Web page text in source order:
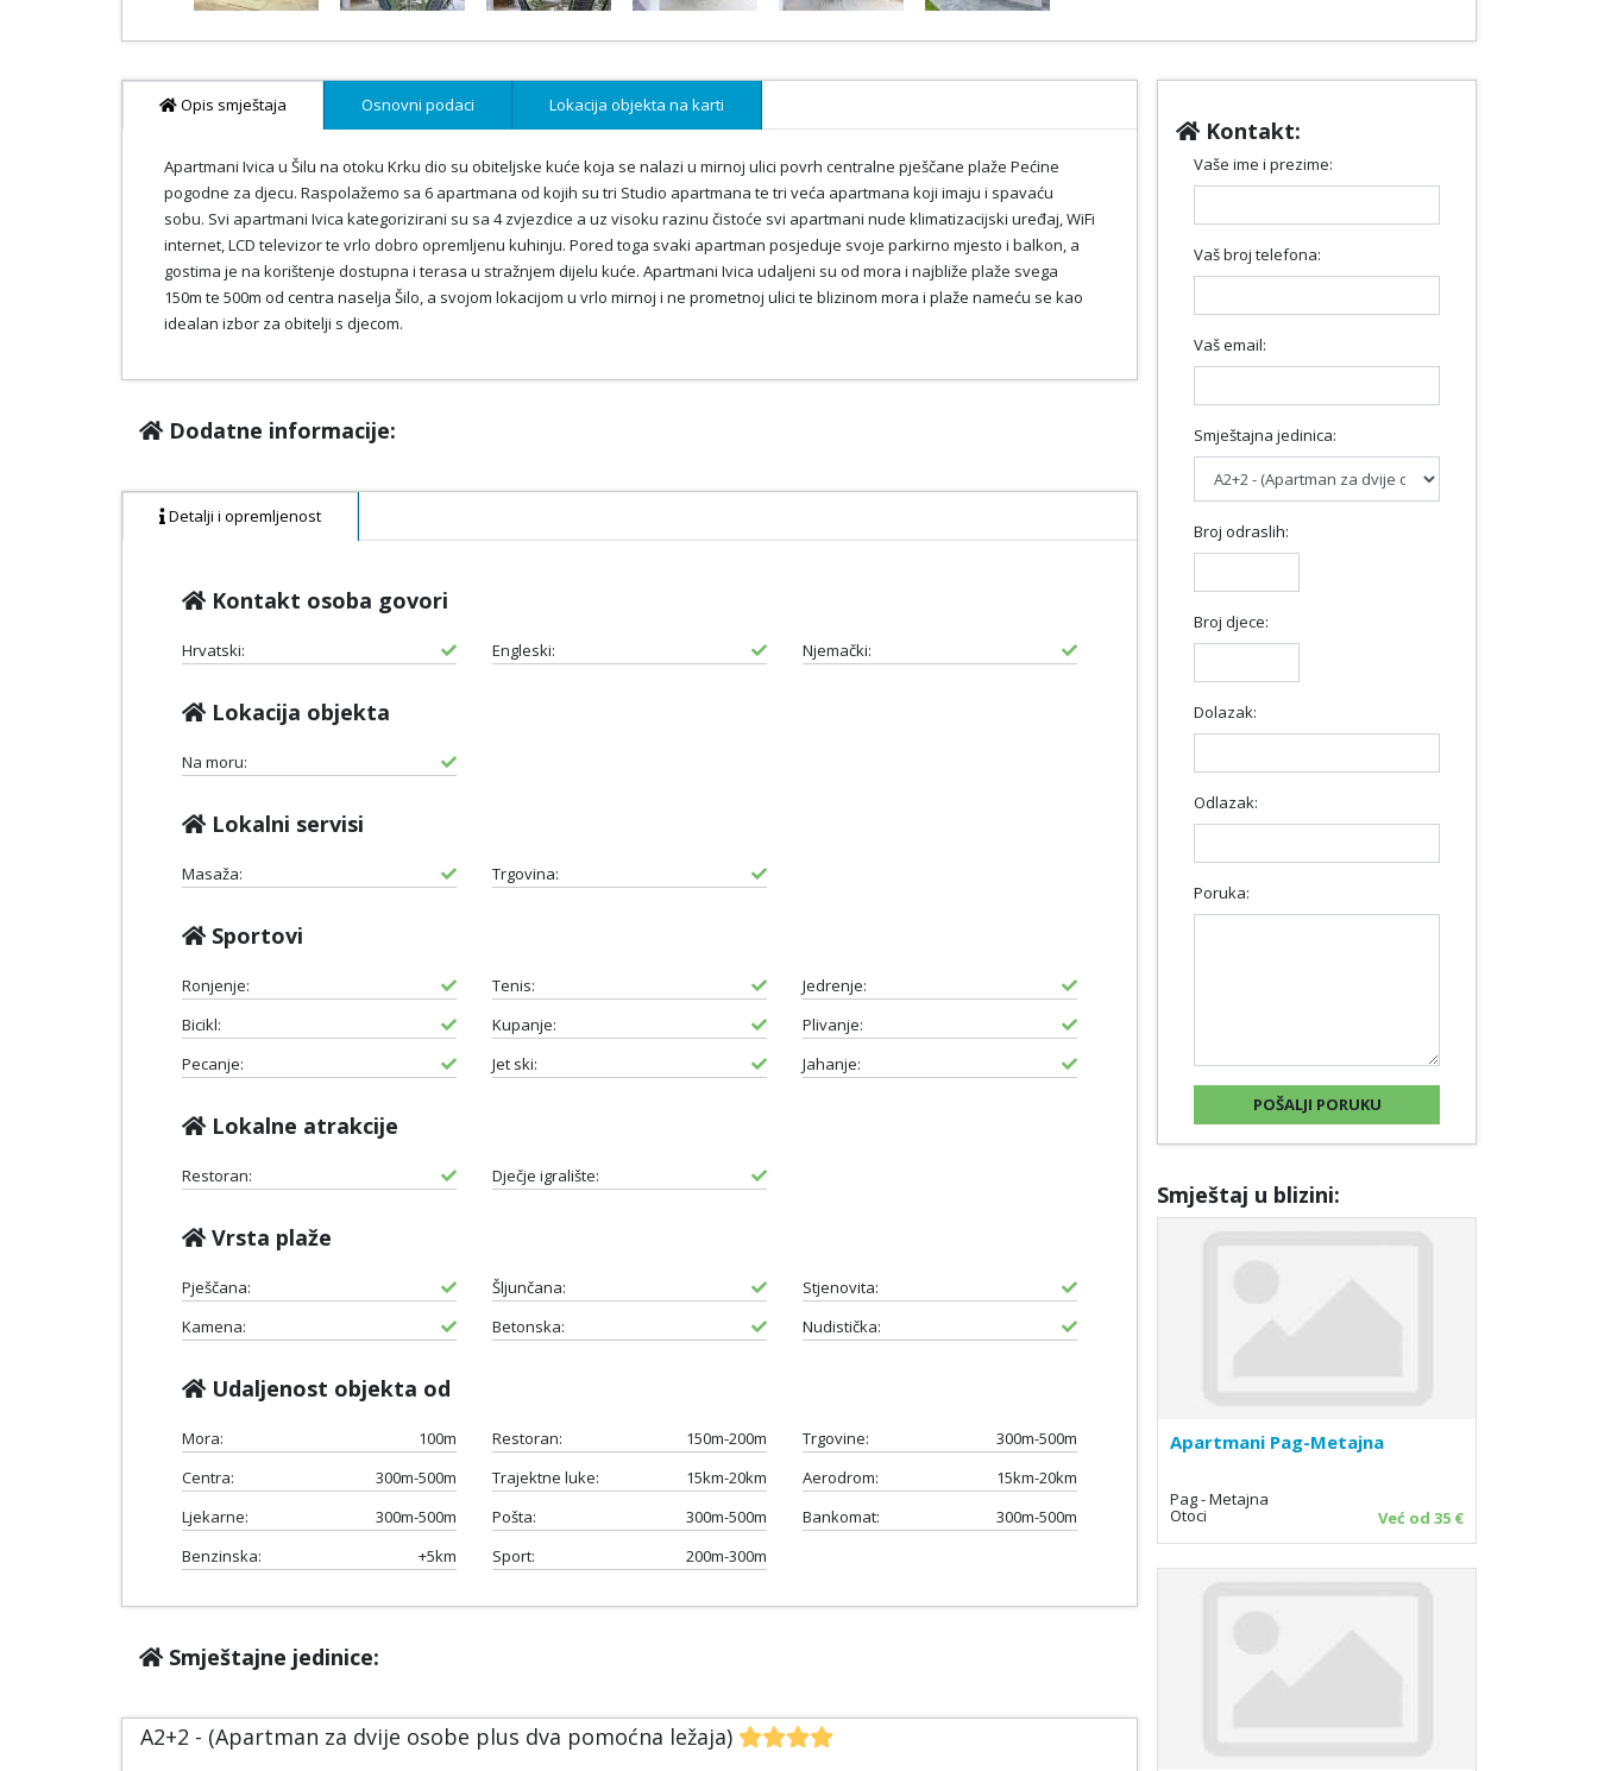
Opis smještaja Osnovni podaci Lokacija objekta na karti
Apartmani Ivica u Šilu na otoku Krku dio su obiteljske kuće koja se nalazi u mirnoj ulici povrh centralne pješčane plaže Pećine
pogodne za djecu. Raspolažemo sa 6 apartmana od kojih su tri Studio apartmana te tri veća apartmana koji imaju i spavaću
sobu. Svi apartmani Ivica kategorizirani su sa 4 zvjezdice a uz visoku razinu čistoće svi apartmani nude klimatizacijski uređaj, WiFi
internet, LCD televizor te vrlo dobro opremljenu kuhinju. Pored toga svaki apartman posjeduje svoje parkirno mjesto i balkon, a
gostima je na korištenje dostupna i terasa u stražnjem dijelu kuće. Apartmani Ivica udaljeni su od mora i najbliže plaže svega
150m te 500m od centra naselja Šilo, a svojom lokacijom u vrlo mirnoj i ne prometnoj ulici te blizinom mora i plaže nameću se kao
idealan izbor za obitelji s djecom.
Dodatne informacije:
Detalji i opremljenost
Kontakt osoba govori
Hrvatski: Engleski: Njemački:
Lokacija objekta
Na moru:
Lokalni servisi
Masaža: Trgovina:
Sportovi
Ronjenje: Tenis:
Jedrenje:
Bicikl:
Kupanje:
Plivanje:
Pecanje:
Jet ski: Jahanje:
Lokalne atrakcije
Restoran: Dječje igralište:
Vrsta plaže
Pješčana: Šljunčana:
Stjenovita:
Kamena:
Betonska: Nudistička:
Udaljenost objekta od
Mora: 100m Restoran: 150m-200m Trgovine:
300m-500m
Centra:
300m-500m Trajektne luke: 15km-20km Aerodrom:
15km-20km
Ljekarne:
300m-500m Pošta: 300m-500m Bankomat:
300m-500m
Benzinska:
+5km Sport: 200m-300m
Smještajne jedinice:
A2+2 - (Apartman za dvije osobe plus dva pomoćna ležaja)
Kontakt:
Vaše ime i prezime:
Vaš broj telefona:
Vaš email:
Smještajna jedinica:
Broj odraslih:
Broj djece:
Dolazak:
Odlazak:
Poruka:
Smještaj u blizini:
Apartmani Pag-Metajna
Pag - Metajna
Otoci Već od 35 €